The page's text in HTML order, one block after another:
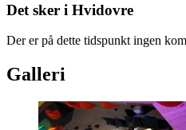
Det sker i Hvidovre
Der er på dette tidspunkt ingen
Galleri